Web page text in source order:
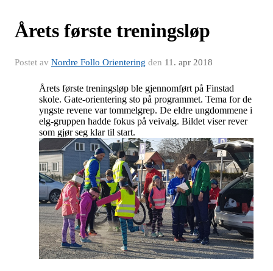
Årets første treningsløp
Postet av Nordre Follo Orientering den 11. apr 2018
Årets første treningsløp ble gjennomført på Finstad
skole. Gate-orientering sto på programmet. Tema for de
yngste revene var tommelgrep. De eldre ungdommene i
elg-gruppen hadde fokus på veivalg. Bildet viser rever
som gjør seg klar til start.